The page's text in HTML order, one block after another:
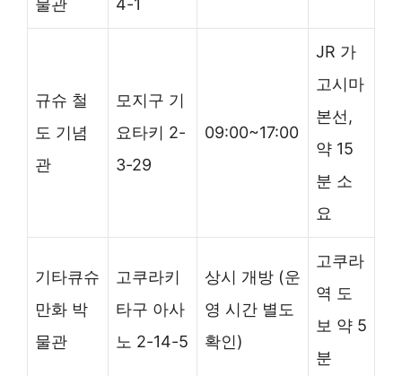
물관
4-1
규슈 철
도 기념
관
모지구 기
요타키 2-
3-29
09:00~17:00
JR 가
고시마
본선,
약 15
분 소
요
기타큐슈
만화 박
물관
고쿠라키
타구 아사
노 2-14-5
상시 개방 (운
영 시간 별도
확인)
고쿠라
역 도
보 약 5
분